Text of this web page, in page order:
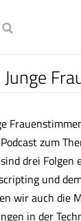
zum
drei Folgen
und
wir auch die
in der